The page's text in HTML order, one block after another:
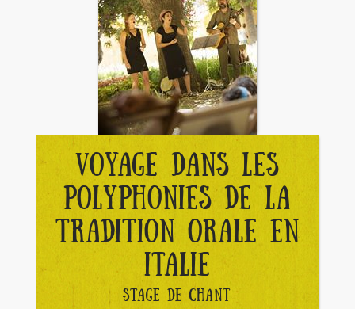
VOYAGE DANS LES
POLYPHONIES DE LA
TRADITION ORALE EN
ITALIE
STAGE DE CHANT